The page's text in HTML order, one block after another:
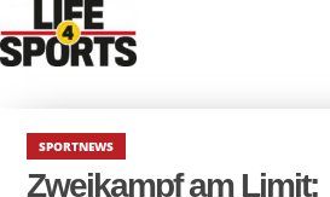
SPORTNEWS
Zweikampf am Limit: